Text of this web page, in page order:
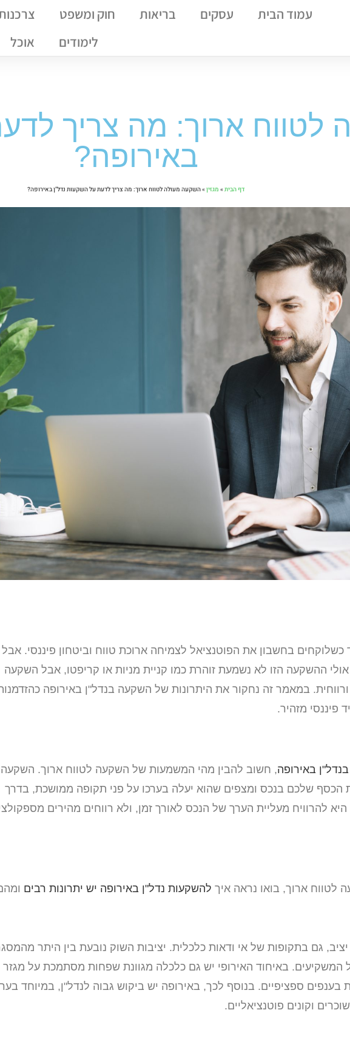
עמוד הבית עסקים בריאות חוק ומשפט
לימודים
אוכל
לטווח ארוך: מה צריך
באירופה?
דף הבית» מגזין»השקעה מעולה לטווח ארוך: מה צריך לדעת על השקעות נדל"ן באירופה?
בחשבון את הפוטנציאל לצמיחה ארוכת טווח וביטחון פיננסי. אבל
ההשקעה הזו לא נשמעת זוהרת כמו קניית מניות או קריפטו, אבל השקעה
ורווחית. במאמר זה נחקור את היתרונות של השקעה בנדל"ן באירופה
פיננסי מזהיר.
בנדל"ן באירופה, חשוב להבין מהי המשמעות של השקעה לטווח ארוך. השקעה
שלכם בנכס ומצפים שהוא יעלה בערכו על פני תקופה ממושכת, בדרך
להרוויח מעליית הערך של הנכס לאורך זמן, ולא רווחים מהירים
לטווח ארוך, בואו נראה איך להשקעות נדל"ן באירופה יש יתרונות רבים
יציב, גם בתקופות של אי ודאות כלכלית. יציבות השוק נובעת בין היתר
המשקיעים. באיחוד האירופי יש גם כלכלה מגוונת שפחות מסתמכת על מגזר
ספציפיים. בנוסף לכך, באירופה יש ביקוש גבוה לנדל"ן, במיוחד
וקונים פוטנציאליים.